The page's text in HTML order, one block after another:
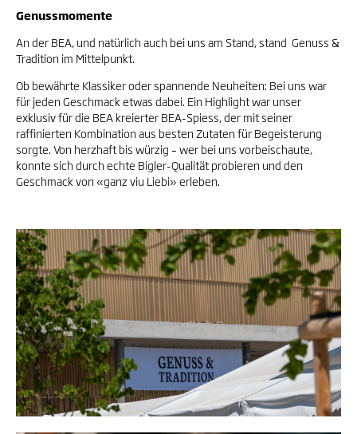
Genussmomente
An der BEA, und natürlich auch bei uns am Stand, stand Genuss &
Tradition im Mittelpunkt.
Ob bewährte Klassiker oder spannende Neuheiten: Bei uns war
für jeden Geschmack etwas dabei. Ein Highlight war unser
exklusiv für die BEA kreierter BEA-Spiess, der mit seiner
raffinierten Kombination aus besten Zutaten für Begeisterung
sorgte. Von herzhaft bis würzig – wer bei uns vorbeischaute,
konnte sich durch echte Bigler-Qualität probieren und den
Geschmack von «ganz viu Liebi» erleben.